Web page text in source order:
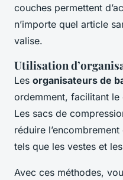
couches permettent
n’importe quel article
valise.
Utilisation
Les organisateurs de
ordemment, facilitant
Les sacs de
réduire
tels que les vestes et
Avec ces méthodes,